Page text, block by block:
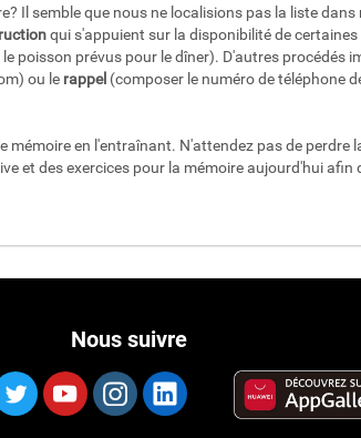
Il semble que nous ne localisions pas la liste
qui s'appuient sur la disponibilité de
poisson prévus pour le dîner). D'autres procédés
ou le rappel (composer le numéro de téléphone
en l'entraînant. N'attendez pas de perdre
et des exercices pour la mémoire aujourd'hui afin
Nous suivre